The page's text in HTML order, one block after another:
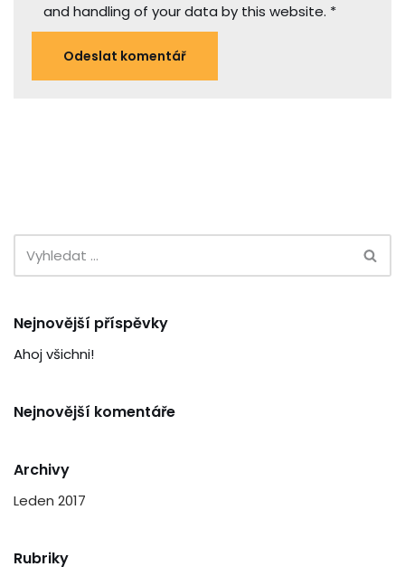
and handling of your data by this website. *
Nejnovější příspěvky
Ahoj všichni!
Nejnovější komentáře
Archivy
Leden 2017
Rubriky